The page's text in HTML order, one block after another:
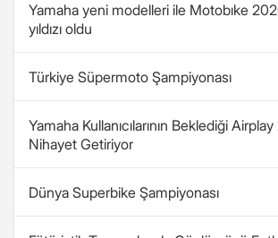
Yamaha yeni modelleri ile Motobıke
yıldızı oldu
Türkiye Süpermoto Şampiyonası
Yamaha Kullanıcılarının Beklediği
Nihayet Getiriyor
Dünya Superbike Şampiyonası